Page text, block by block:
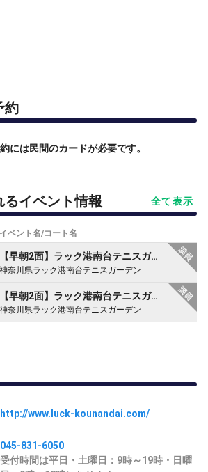
約
には民間のカードが必要です。
るイベント情報 全て表示
イベント名/コート名
【早朝2面】ラック港南台テニスガーデン(オムニ)でゲーム練習
神奈川県ラック港南台テニスガーデン
【早朝2面】ラック港南台テニスガーデン(オムニ)でゲーム練習
神奈川県ラック港南台テニスガーデン
http://www.luck-kounandai.com/
045-831-6050
受付時間は平日・土曜日：9時～19時・日曜